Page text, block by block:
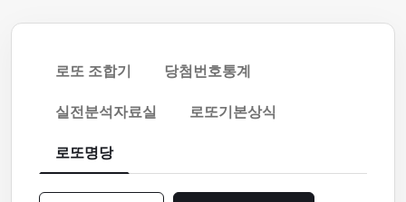
로또 조합기
당첨번호통계
실전분석자료실
로또기본상식
로또명당